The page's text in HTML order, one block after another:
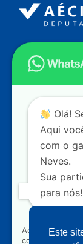
Endereço
Câmara dos
Contato
+55 (61)
+55 (31)
+55 (31)
Nossas redes
Olá!
Aqui
com o
Neves.
Sua
para nós!
Ao clicar para
concorda que
Este